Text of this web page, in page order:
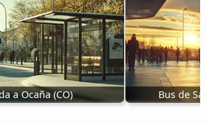
a Ocaña (CO) Bus de